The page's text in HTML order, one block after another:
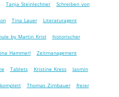
Tanja Steinlechner Schreiben von
Tina Lauer Literaturagent
by Martin Krist historischer
Hammerl Zeitmanagement
Tablets Kristine Kress Jasmin
komplett Thomas Zirnbauer freier